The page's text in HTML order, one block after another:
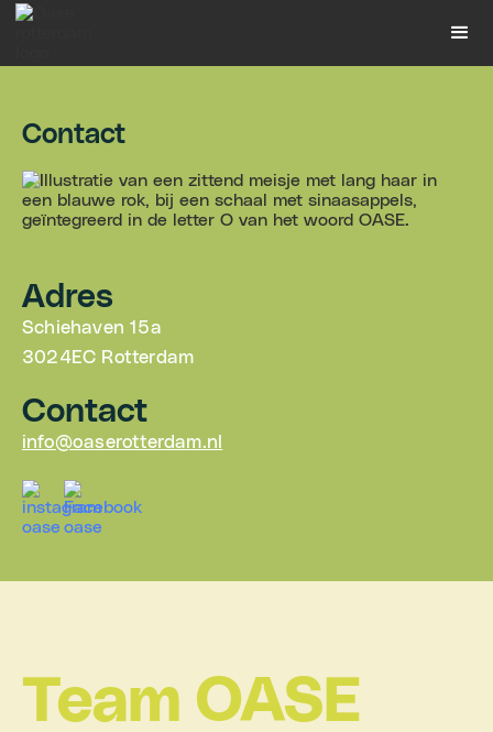
Contact
Adres
Schiehaven 15a
3024EC Rotterdam
Contact
info@oaserotterdam.nl
Team OASE